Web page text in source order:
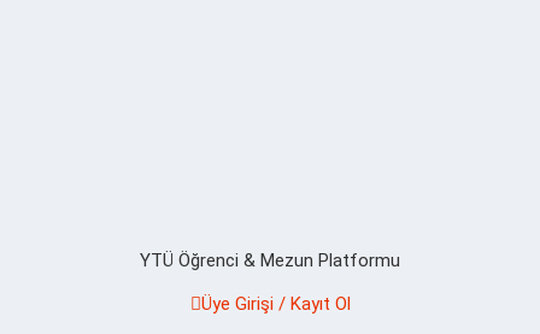
YTÜ Öğrenci & Mezun Platformu
Üye Girişi / Kayıt Ol